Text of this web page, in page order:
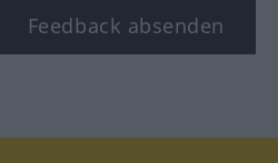
Feedback absenden